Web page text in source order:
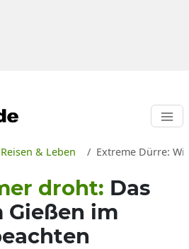
Reisen & Leben Extreme Dürre:
droht: Das
Gießen im